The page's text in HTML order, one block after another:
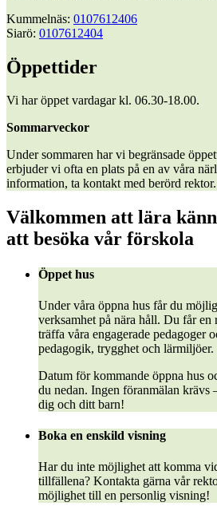
Kummelnäs: 0107612406
Siarö: 0107612404
Öppettider
Vi har öppet vardagar kl. 06.30-18.00.
Sommarveckor
Under sommaren har vi begränsade
erbjuder vi ofta en plats på en av våra
information, ta kontakt med berörd rektor.
Välkommen att lära
att besöka vår förskola
Öppet hus
Under våra öppna hus får du
verksamhet på nära håll. Du får
träffa våra engagerade pedagoger
pedagogik, trygghet och lärmiljöer.
Datum för kommande öppna hus
du nedan. Ingen föranmälan krävs
dig och ditt barn!
Boka en enskild visning
Har du inte möjlighet att komma
tillfällena? Kontakta gärna vår
möjlighet till en personlig visning!